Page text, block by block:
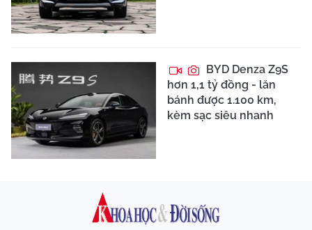
BYD Denza Z9S
hơn 1,1 tỷ đồng - lăn
bánh được 1.100 km,
kèm sạc siêu nhanh